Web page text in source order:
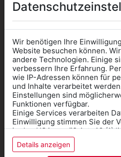
AUCH
Wir benötigen Ihre
Website besuchen können.
andere Technologien. Einige
verbessern Ihre Erfahrung.
wie IP-Adressen können für
und Inhalte verarbeitet
Einstellungen sind
Funktionen verfügbar.
Einige Services verarbeiten
Einwilligung stimmen Sie der
in den USA gemäß Art. 49 (1)
stuft die USA als Land mit
ein, und es besteht das
Details anzeigen
Kleidung
für die
benötigen
Online Shop: Klick auf